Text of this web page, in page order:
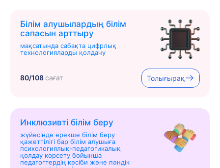
Білім алушылардың білім
сапасын арттыру
мақсатында сабақта цифрлық
технологияларды қолдану
80/108сағат Толығырақ
Инклюзивті білім беру
жүйесінде ерекше білім беру
қажеттілігі бар білім алушыға
психологиялық-педагогикалық
қолдау көрсету бойынша
педагогтердің кәсіби және пәндік